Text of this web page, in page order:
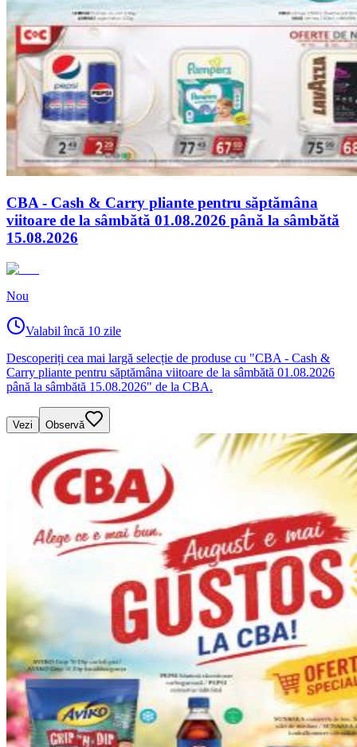
CBA - Cash & Carry pliante pentru săptămâna
viitoare de la sâmbătă 01.08.2026 până la sâmbătă
15.08.2026
Nou
Valabil încă 10 zile
Descoperiți cea mai largă selecție de produse cu "CBA - Cash &
Carry pliante pentru săptămâna viitoare de la sâmbătă 01.08.2026
până la sâmbătă 15.08.2026" de la CBA.
Vezi Observă